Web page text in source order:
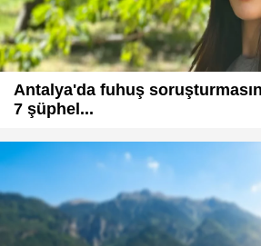
Antalya'da fuhuş
7 şüphel...